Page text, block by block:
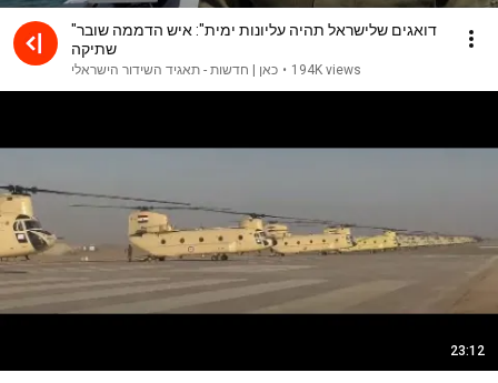
"דואגים שלישראל תהיה עליונות ימית": איש הדממה שובר
שתיקה
כאן | חדשות - תאגיד השידור הישראלי • 194K views
23:12